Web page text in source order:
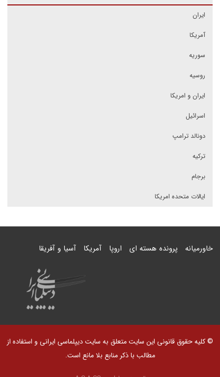
ایران
آمریکا
سوریه
روسیه
ایران و امریکا
اسرائیل
دونالد ترامپ
ترکیه
برجام
ایالات متحده امریکا
خاورمیانه پرونده هسته ای اروپا آمریکا آسیا و آفریقا
© کلیه حقوق قانونی این سایت متعلق به سایت دیپلماسی ایرانی و استفاده از
مطالب با ذکر منابع بلا مانع است.